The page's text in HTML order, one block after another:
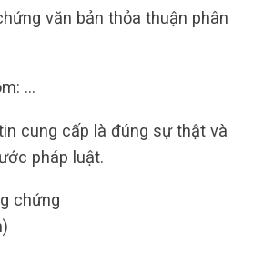
văn bản thỏa thuận phân
…
cung cấp là đúng sự thật và
pháp luật.
chứng